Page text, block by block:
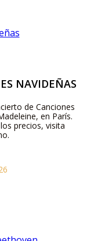
NAVIDEÑAS
de Canciones
en París.
precios, visita